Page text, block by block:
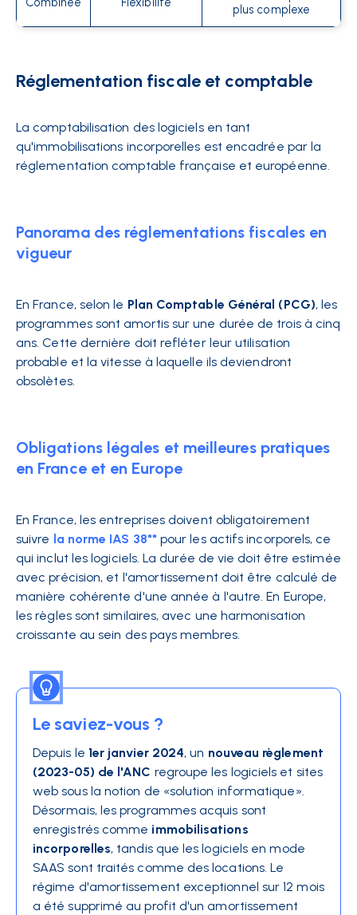
plus complexe
Réglementation fiscale et comptable
La comptabilisation des logiciels en tant
qu'immobilisations incorporelles est encadrée par la
réglementation comptable française et européenne.
Panorama des réglementations fiscales en
vigueur
En France, selon le Plan Comptable Général (PCG), les
programmes sont amortis sur une durée de trois à cinq
ans. Cette dernière doit refléter leur utilisation
probable et la vitesse à laquelle ils deviendront
obsolètes.
Obligations légales et meilleures pratiques
en France et en Europe
En France, les entreprises doivent obligatoirement
suivre la norme IAS 38**pour les actifs incorporels, ce
qui inclut les logiciels. La durée de vie doit être estimée
avec précision, et l'amortissement doit être calculé de
manière cohérente d'une année à l'autre. En Europe,
les règles sont similaires, avec une harmonisation
croissante au sein des pays membres.
Le saviez-vous ?
Depuis le 1er janvier 2024, un nouveau règlement
(2023-05) de l'ANC regroupe les logiciels et sites
web sous la notion de «solution informatique».
Désormais, les programmes acquis sont
enregistrés comme immobilisations
incorporelles, tandis que les logiciels en mode
SAAS sont traités comme des locations. Le
régime d'amortissement exceptionnel sur 12 mois
a été supprimé au profit d'un amortissement